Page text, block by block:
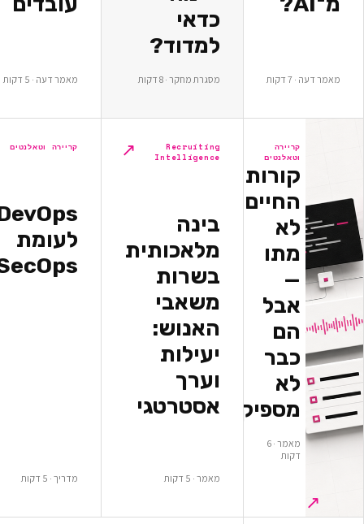
כדאי
למדוד?
מסגרת מחקר · 8 דקות מאמר דעה · 5 דקות
מאמר · 6
Recruiting
Intelligence
בינה
מלאכותית
בשרות
משאבי
האנוש:
יעילות
וערך
אסטרטגי
↗ קריירה וטאלנטים
DevOps
לעומת
DevSecOps
↗